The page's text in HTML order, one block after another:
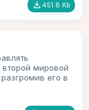
file_download 451.8 Kb
мировой
его в